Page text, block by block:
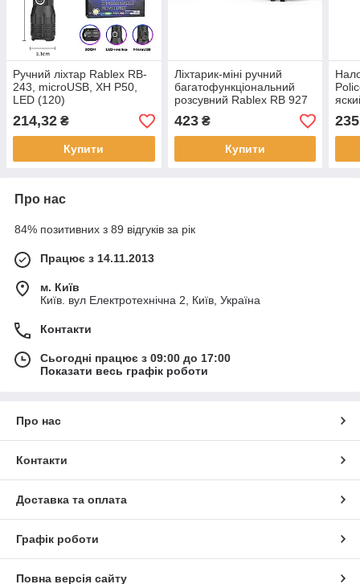
Ручний ліхтар Rablex RB-
243, microUSB, XH P50,
LED (120)
214,32 ₴
Купити
Ліхтарик-міні ручний
багатофункціональний
розсувний Rablex RB 927
/100
423₴
Купити
235
Про нас
84% позитивних з 89 відгуків за рік
Працює з 14.11.2013
м. Київ
Київ. вул Електротехнічна 2, Київ, Україна
Контакти
Сьогодні працює з 09:00 до 17:00
Показати весь графік роботи
Про нас
Контакти
Доставка та оплата
Графік роботи
Повна версія сайту